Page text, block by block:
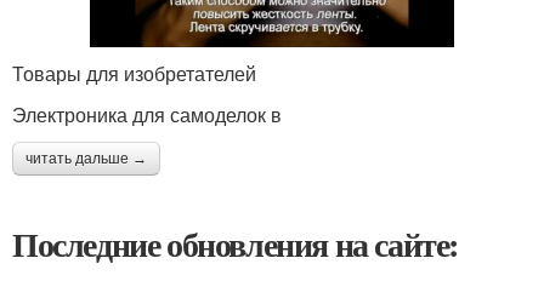
Товары для изобретателей
Электроника для самоделок в
читать дальше →
Последние обновления на сайте: